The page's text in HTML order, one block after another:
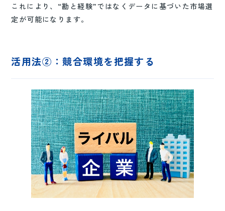
これにより、“勘と経験”ではなくデータに基づいた市場選
定が可能になります。
活用法②：競合環境を把握する